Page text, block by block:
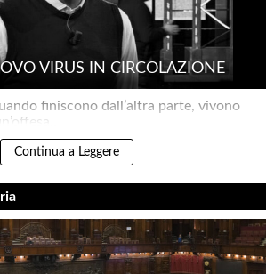
VIRUS IN CIRCOLAZIONE
finiscono dall’altra parte, vivono
Continua a Leggere